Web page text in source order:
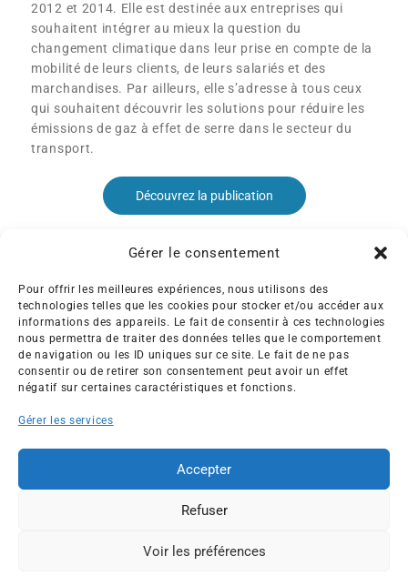
Gérer le consentement
Pour offrir les meilleures expériences, nous utilisons des
technologies telles que les cookies pour stocker et/ou accéder aux
informations des appareils. Le fait de consentir à ces technologies
nous permettra de traiter des données telles que le comportement
de navigation ou les ID uniques sur ce site. Le fait de ne pas
consentir ou de retirer son consentement peut avoir un effet
négatif sur certaines caractéristiques et fonctions.
Gérer les services
Accepter
Refuser
Voir les préférences
2012 et 2014. Elle est destinée aux entreprises qui
souhaitent intégrer au mieux la question du
changement climatique dans leur prise en compte de la
mobilité de leurs clients, de leurs salariés et des
marchandises. Par ailleurs, elle s’adresse à tous ceux
qui souhaitent découvrir les solutions pour réduire les
émissions de gaz à effet de serre dans le secteur du
transport.
Découvrez la publication
Créée en 1992, l’association française des Entreprises pour
l’Environnement (EPE) rassemble une soixantaine de grandes
entreprises françaises et internationales de tous les secteurs
aux enjeux d’une transition écologique intégrée.
Nos membres
Actus
Presse
Contacts
Mentions légales RGPDPlan du site
ESPACE MEMBRES